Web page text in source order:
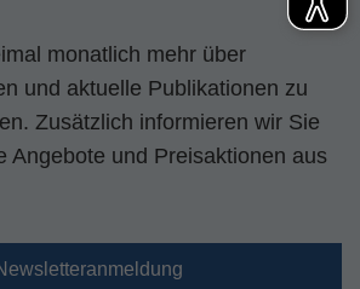
monatlich mehr über
und aktuelle Publikationen zu
Zusätzlich informieren wir Sie
Angebote und Preisaktionen aus